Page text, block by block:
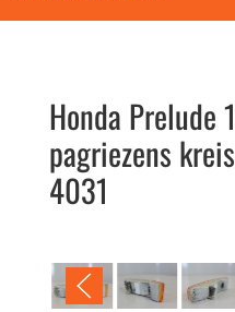
Honda Prelude
pagriezens
4031
Honda Prelude 1994-1998